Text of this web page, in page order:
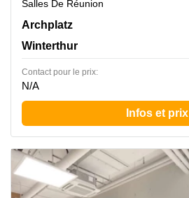
Salles De Réunion
Archplatz 2,2. Stock, Winterthur
Archplatz
Winterthur
Contact pour le prix:
N/A
Infos et prix